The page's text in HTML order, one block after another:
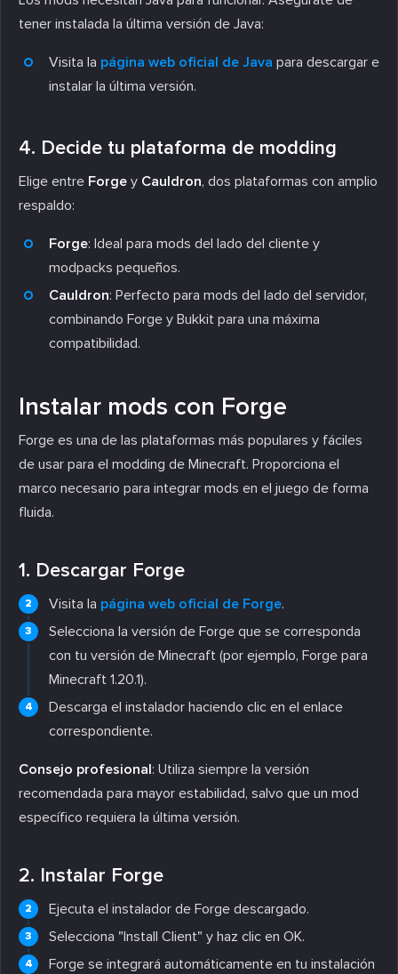
tener instalada la última versión de Java:
Visita la página web oficial de Java para descargar e
instalar la última versión.
4. Decide tu plataforma de modding
Elige entre Forge y Cauldron, dos plataformas con amplio
respaldo:
Forge: Ideal para mods del lado del cliente y
modpacks pequeños.
Cauldron: Perfecto para mods del lado del servidor,
combinando Forge y Bukkit para una máxima
compatibilidad.
Instalar mods con Forge
Forge es una de las plataformas más populares y fáciles
de usar para el modding de Minecraft. Proporciona el
marco necesario para integrar mods en el juego de forma
fluida.
1. Descargar Forge
Visita la página web oficial de Forge.
Selecciona la versión de Forge que se corresponda
con tu versión de Minecraft (por ejemplo, Forge para
Minecraft 1.20.1).
Descarga el instalador haciendo clic en el enlace
correspondiente.
Consejo profesional: Utiliza siempre la versión
recomendada para mayor estabilidad, salvo que un mod
específico requiera la última versión.
2. Instalar Forge
Ejecuta el instalador de Forge descargado.
Selecciona "Install Client" y haz clic en OK.
Forge se integrará automáticamente en tu instalación